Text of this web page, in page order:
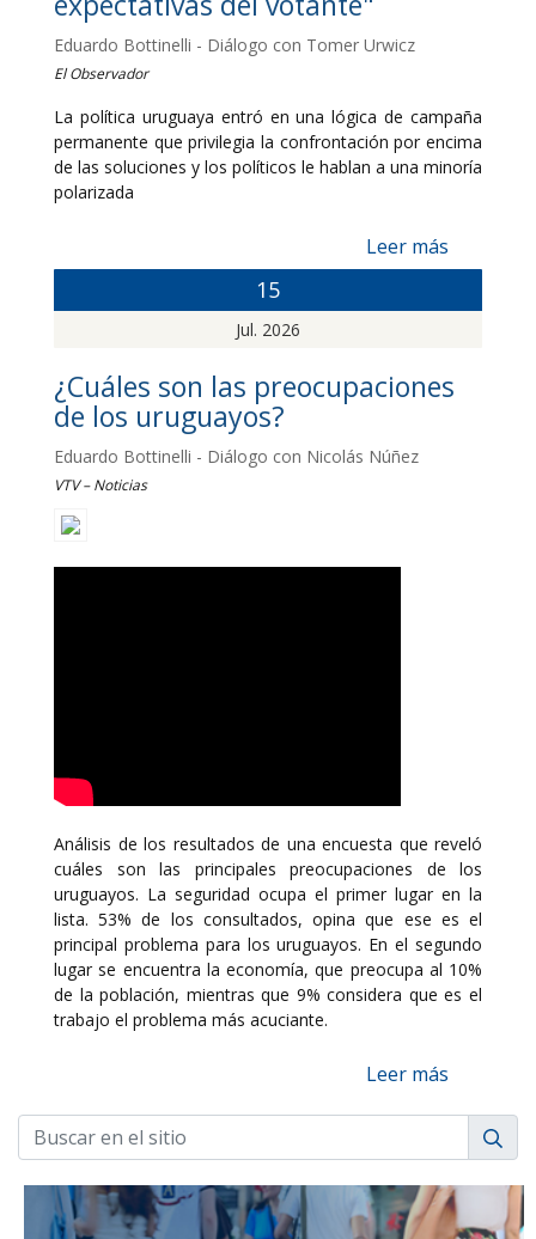
Eduardo Bottinelli - Diálogo con Tomer Urwicz
El Observador
La política uruguaya entró en una lógica de campaña
permanente que privilegia la confrontación por encima
de las soluciones y los políticos le hablan a una minoría
polarizada
Leer más
15
Jul. 2026
¿Cuáles son las preocupaciones
de los uruguayos?
Eduardo Bottinelli - Diálogo con Nicolás Núñez
VTV – Noticias
Análisis de los resultados de una encuesta que reveló
cuáles son las principales preocupaciones de los
uruguayos. La seguridad ocupa el primer lugar en la
lista. 53% de los consultados, opina que ese es el
principal problema para los uruguayos. En el segundo
lugar se encuentra la economía, que preocupa al 10%
de la población, mientras que 9% considera que es el
trabajo el problema más acuciante.
Leer más